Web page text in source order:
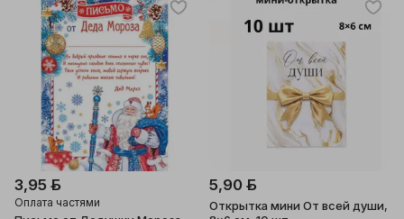
3,95 ƃ
Оплата частями
5,90 ƃ
Открытка мини От всей души,